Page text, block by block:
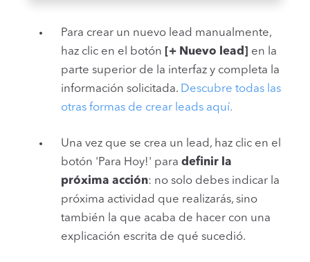
Para crear un nuevo lead manualmente,
haz clic en el botón [+ Nuevo lead] en la
parte superior de la interfaz y completa la
información solicitada. Descubre todas las
otras formas de crear leads aquí.
Una vez que se crea un lead, haz clic en el
botón 'Para Hoy!' para definir la
próxima acción: no solo debes indicar la
próxima actividad que realizarás, sino
también la que acaba de hacer con una
explicación escrita de qué sucedió.